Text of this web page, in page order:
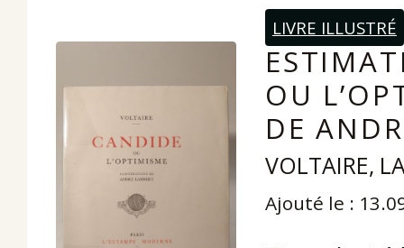
LIVRE ILLUSTRÉ
OU
DE
VOLTAIRE,
Ajouté le :